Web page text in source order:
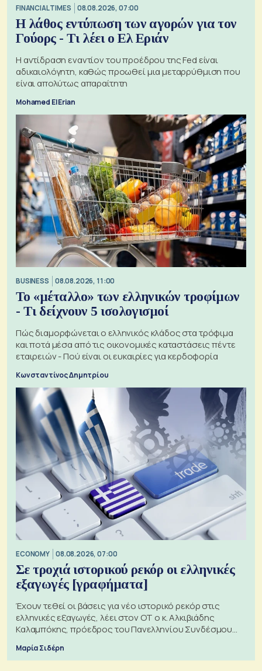
FINANCIAL TIMES 08.08.2026, 07:00
Η λάθος εντύπωση των αγορών για τον
Γούορς - Τι λέει ο Ελ Εριάν
Η αντίδραση εναντίον του προέδρου της Fed είναι
αδικαιολόγητη, καθώς προωθεί μια μεταρρύθμιση που
είναι απολύτως απαραίτητη
Mohamed El Erian
BUSINESS 08.08.2026, 11:00
Το «μέταλλο» των ελληνικών τροφίμων
- Τι δείχνουν 5 ισολογισμοί
Πώς διαμορφώνεται ο ελληνικός κλάδος στα τρόφιμα
και ποτά μέσα από τις οικονομικές καταστάσεις πέντε
εταιρειών - Πού είναι οι ευκαιρίες για κερδοφορία
Κωνσταντίνος Δημητρίου
ECONOMY 08.08.2026, 07:00
Σε τροχιά ιστορικού ρεκόρ οι ελληνικές
εξαγωγές [γραφήματα]
Έχουν τεθεί οι βάσεις για νέο ιστορικό ρεκόρ στις
ελληνικές εξαγωγές, λέει στον ΟΤ ο κ. Αλκιβιάδης
Καλαμπόκης, πρόεδρος του Πανελληνίου Συνδέσμου
Μαρία Σιδέρη